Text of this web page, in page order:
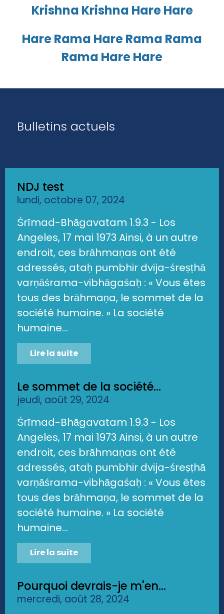
Krishna Krishna Hare Hare
Hare Rama Hare Rama Rama
Rama Hare Hare
Bulletins actuels
NDJ test
lundi, octobre 07, 2024
Śrīmad-Bhāgavatam 1.9.3 - Los
Angeles, 17 mai 1973 Ainsi, à un autre
endroit, ces brāhmaṇas ont été
adressés, ataḥ pumbhir dvija-śreṣṭhā
varṇāśrama-vibhāgaśaḥ : « Vous êtes
tous des brāhmaṇa, le sommet de la
société humaine. » La société
humaine...
Lire la suite
Le sommet de la société...
jeudi, août 29, 2024
Śrīmad-Bhāgavatam 1.9.3 - Los
Angeles, 17 mai 1973 Ainsi, à un autre
endroit, ces brāhmaṇas ont été
adressés, ataḥ pumbhir dvija-śreṣṭhā
varṇāśrama-vibhāgaśaḥ : « Vous êtes
tous des brāhmaṇa, le sommet de la
société humaine. » La société
humaine...
Lire la suite
Pourquoi devrais-je m'en...
mercredi, août 28, 2024